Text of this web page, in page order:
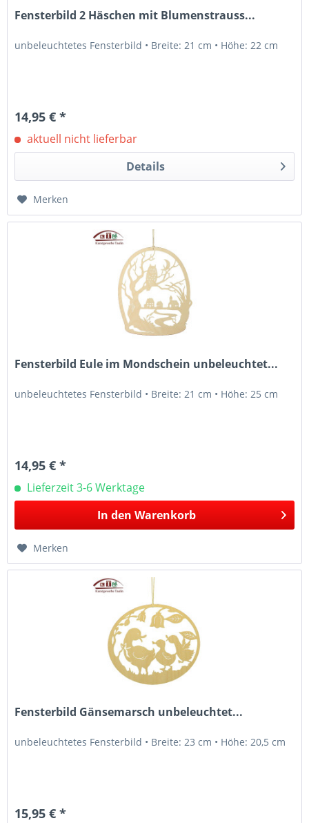
Fensterbild 2 Häschen mit Blumenstrauss...
unbeleuchtetes Fensterbild • Breite: 21 cm • Höhe: 22 cm
14,95 € *
aktuell nicht lieferbar
Details
Merken
Fensterbild Eule im Mondschein unbeleuchtet...
unbeleuchtetes Fensterbild • Breite: 21 cm • Höhe: 25 cm
14,95 € *
Lieferzeit 3-6 Werktage
In den Warenkorb
Merken
Fensterbild Gänsemarsch unbeleuchtet...
unbeleuchtetes Fensterbild • Breite: 23 cm • Höhe: 20,5 cm
15,95 € *